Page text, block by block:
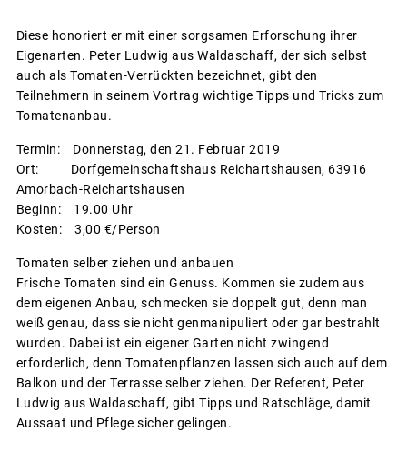
Diese honoriert er mit einer sorgsamen Erforschung ihrer
Eigenarten. Peter Ludwig aus Waldaschaff, der sich selbst
auch als Tomaten-Verrückten bezeichnet, gibt den
Teilnehmern in seinem Vortrag wichtige Tipps und Tricks zum
Tomatenanbau.
Termin: Donnerstag, den 21. Februar 2019
Ort: Dorfgemeinschaftshaus Reichartshausen, 63916
Amorbach-Reichartshausen
Beginn: 19.00 Uhr
Kosten: 3,00 €/Person
Tomaten selber ziehen und anbauen
Frische Tomaten sind ein Genuss. Kommen sie zudem aus
dem eigenen Anbau, schmecken sie doppelt gut, denn man
weiß genau, dass sie nicht genmanipuliert oder gar bestrahlt
wurden. Dabei ist ein eigener Garten nicht zwingend
erforderlich, denn Tomatenpflanzen lassen sich auch auf dem
Balkon und der Terrasse selber ziehen. Der Referent, Peter
Ludwig aus Waldaschaff, gibt Tipps und Ratschläge, damit
Aussaat und Pflege sicher gelingen.